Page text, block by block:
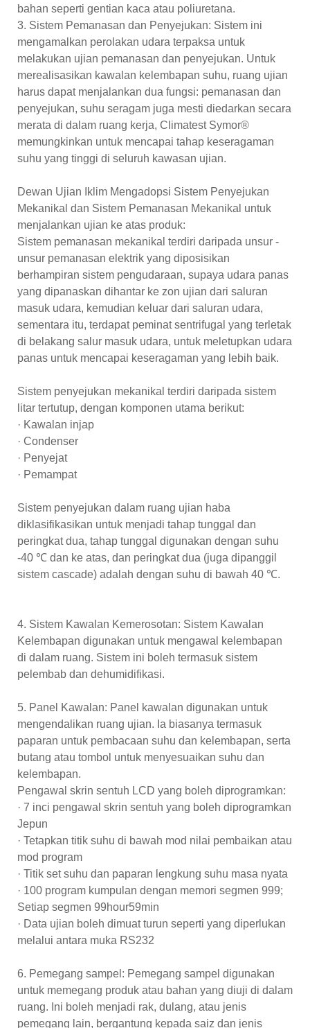
bahan seperti gentian kaca atau poliuretana.
3. Sistem Pemanasan dan Penyejukan: Sistem ini
mengamalkan perolakan udara terpaksa untuk
melakukan ujian pemanasan dan penyejukan. Untuk
merealisasikan kawalan kelembapan suhu, ruang ujian
harus dapat menjalankan dua fungsi: pemanasan dan
penyejukan, suhu seragam juga mesti diedarkan secara
merata di dalam ruang kerja, Climatest Symor®
memungkinkan untuk mencapai tahap keseragaman
suhu yang tinggi di seluruh kawasan ujian.
Dewan Ujian Iklim Mengadopsi Sistem Penyejukan
Mekanikal dan Sistem Pemanasan Mekanikal untuk
menjalankan ujian ke atas produk:
Sistem pemanasan mekanikal terdiri daripada unsur -
unsur pemanasan elektrik yang diposisikan
berhampiran sistem pengudaraan, supaya udara panas
yang dipanaskan dihantar ke zon ujian dari saluran
masuk udara, kemudian keluar dari saluran udara,
sementara itu, terdapat peminat sentrifugal yang terletak
di belakang salur masuk udara, untuk meletupkan udara
panas untuk mencapai keseragaman yang lebih baik.
Sistem penyejukan mekanikal terdiri daripada sistem
litar tertutup, dengan komponen utama berikut:
· Kawalan injap
· Condenser
· Penyejat
· Pemampat
Sistem penyejukan dalam ruang ujian haba
diklasifikasikan untuk menjadi tahap tunggal dan
peringkat dua, tahap tunggal digunakan dengan suhu
-40 ℃ dan ke atas, dan peringkat dua (juga dipanggil
sistem cascade) adalah dengan suhu di bawah 40 ℃.
4. Sistem Kawalan Kemerosotan: Sistem Kawalan
Kelembapan digunakan untuk mengawal kelembapan
di dalam ruang. Sistem ini boleh termasuk sistem
pelembab dan dehumidifikasi.
5. Panel Kawalan: Panel kawalan digunakan untuk
mengendalikan ruang ujian. Ia biasanya termasuk
paparan untuk pembacaan suhu dan kelembapan, serta
butang atau tombol untuk menyesuaikan suhu dan
kelembapan.
Pengawal skrin sentuh LCD yang boleh diprogramkan:
· 7 inci pengawal skrin sentuh yang boleh diprogramkan
Jepun
· Tetapkan titik suhu di bawah mod nilai pembaikan atau
mod program
· Titik set suhu dan paparan lengkung suhu masa nyata
· 100 program kumpulan dengan memori segmen 999;
Setiap segmen 99hour59min
· Data ujian boleh dimuat turun seperti yang diperlukan
melalui antara muka RS232
6. Pemegang sampel: Pemegang sampel digunakan
untuk memegang produk atau bahan yang diuji di dalam
ruang. Ini boleh menjadi rak, dulang, atau jenis
pemegang lain, bergantung kepada saiz dan jenis